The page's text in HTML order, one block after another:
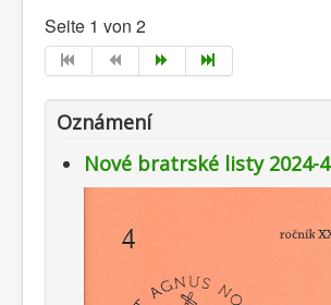
Seite 1 von 2
Oznámení
Nové bratrské listy 2024-4